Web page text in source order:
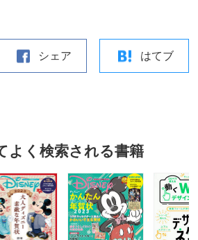
シェア はてブ
よく検索される書籍